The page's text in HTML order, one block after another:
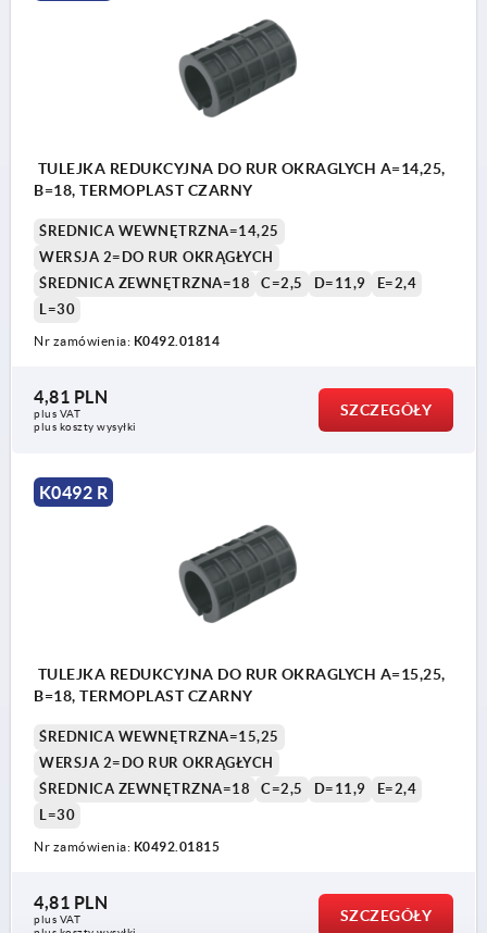
TULEJKA REDUKCYJNA DO RUR OKRAGLYCH A=14,25,
B=18, TERMOPLAST CZARNY
ŚREDNICA WEWNĘTRZNA=14,25
WERSJA 2=DO RUR OKRĄGŁYCH
ŚREDNICA ZEWNĘTRZNA=18
C=2,5 D=11,9
E=2,4
L=30
Nr zamówienia: K0492.01814
4,81 PLN
plus VAT
plus koszty wysyłki
SZCZEGÓŁY
K0492 R
TULEJKA REDUKCYJNA DO RUR OKRAGLYCH A=15,25,
B=18, TERMOPLAST CZARNY
ŚREDNICA WEWNĘTRZNA=15,25
WERSJA 2=DO RUR OKRĄGŁYCH
ŚREDNICA ZEWNĘTRZNA=18
C=2,5 D=11,9
E=2,4
L=30
Nr zamówienia: K0492.01815
4,81 PLN
plus VAT
SZCZEGÓŁY